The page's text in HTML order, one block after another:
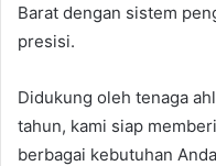
Barat dengan sistem
presisi.
Didukung oleh tenaga
tahun, kami siap
berbagai kebutuhan